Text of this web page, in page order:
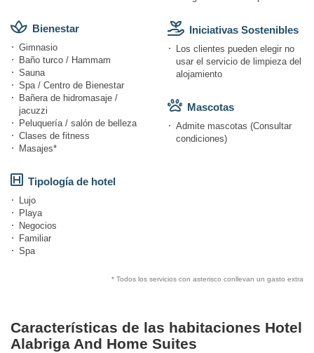
Bienestar
Gimnasio
Baño turco / Hammam
Sauna
Spa / Centro de Bienestar
Bañera de hidromasaje /
jacuzzi
Peluquería / salón de belleza
Clases de fitness
Masajes*
Tipología de hotel
Lujo
Playa
Negocios
Familiar
Spa
Iniciativas Sostenibles
Los clientes pueden elegir no
usar el servicio de limpieza del
alojamiento
Mascotas
Admite mascotas (Consultar
condiciones)
* Todos los servicios con asterisco conllevan un gasto extra
Características de las habitaciones Hotel
Alabriga And Home Suites